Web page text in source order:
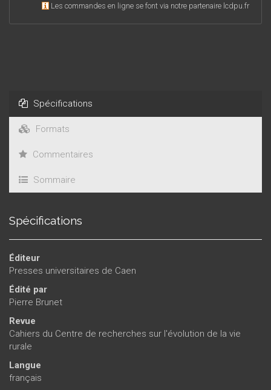
Les commandes en ligne se font via notre partenaire lcdpu.fr
Spécifications
Formats
Commentaires
Sommaire
Spécifications
Éditeur
Presses universitaires de Caen
Édité par
Pierre Brunet
Revue
Cahiers du Centre de recherches sur l'évolution de la vie
rurale
Langue
français